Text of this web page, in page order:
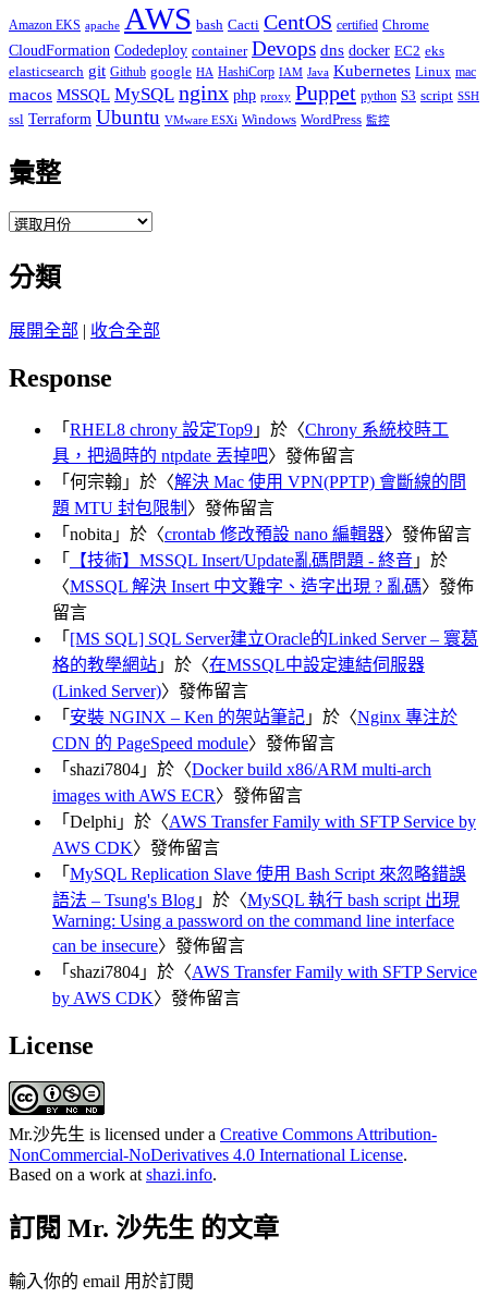
Amazon EKS apache AWS bash Cacti CentOS certified Chrome
CloudFormation Codedeploy container Devops dns docker EC2 eks
elasticsearch git Github google HA HashiCorp IAM Java Kubernetes Linux mac
macos MSSQL MySQL nginx php proxy Puppet python S3 script SSH
ssl Terraform Ubuntu VMware ESXi Windows WordPress 監控
彙整
彙
分類
展開全部 | 收合全部
Response
「 RHEL8 chrony 設定Top9 」於〈Chrony 系統校時工
具，把過時的 ntpdate 丟掉吧〉發佈留言
「 何宗翰 」於〈解決 Mac 使用 VPN(PPTP) 會斷線的問
題 MTU 封包限制 〉發佈留言
「 nobita 」於〈crontab 修改預設 nano 編輯器〉發佈留言
「
【技術】MSSQL Insert/Update亂碼問題 - 終音 」於
〈MSSQL 解決 Insert 中文難字、造字出現 ? 亂碼〉發佈
留言
「 [MS SQL] SQL Server建立Oracle的Linked Server – 寰葛
格的教學網站 」於〈在MSSQL中設定連結伺服器
(Linked Server)〉發佈留言
「 安裝 NGINX – Ken 的架站筆記 」於〈Nginx 專注於
CDN 的 PageSpeed module〉發佈留言
「 shazi7804 」於〈Docker build x86/ARM multi-arch
images with AWS ECR〉發佈留言
「 Delphi 」於〈AWS Transfer Family with SFTP Service by
AWS CDK〉發佈留言
「 MySQL Replication Slave 使用 Bash Script 來忽略錯誤
語法 – Tsung's Blog 」於〈MySQL 執行 bash script 出現
Warning: Using a password on the command line interface
can be insecure〉發佈留言
「 shazi7804 」於〈AWS Transfer Family with SFTP Service
by AWS CDK〉發佈留言
License
Mr.沙先生 is licensed under a Creative Commons Attribution-
NonCommercial-NoDerivatives 4.0 International License.
Based on a work atshazi.info.
訂閱 Mr. 沙先生 的文章
輸入你的 email 用於訂閱